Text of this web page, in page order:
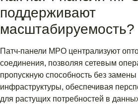
поддерживают
масштабируемость?
Патч-панели MPO централизуют
соединения, позволяя сетевым
пропускную способность без
инфраструктуры, обеспечивая
для растущих потребностей в